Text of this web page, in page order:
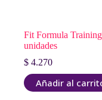
Fit Formula
unidades
$ 4.270
Añadir al